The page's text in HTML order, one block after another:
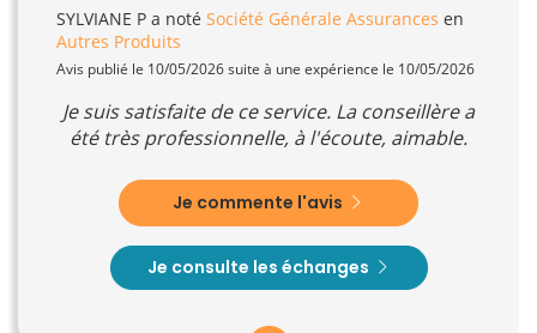
SYLVIANE P a noté Société Générale Assurances en
Autres Produits
Avis publié le 10/05/2026 suite à une expérience le 10/05/2026
Je suis satisfaite de ce service. La conseillère a
été très professionnelle, à l'écoute, aimable.
Je commente l'avis
Je consulte les échanges